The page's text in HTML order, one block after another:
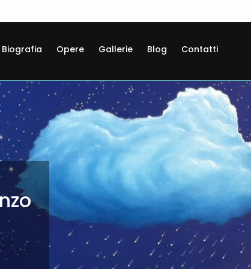
Biografia Opere Gallerie Blog Contatti